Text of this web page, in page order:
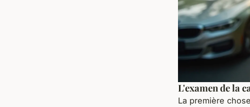
L'examen de la
La première